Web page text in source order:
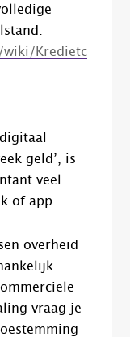
Kredietc
geld’, is
veel
of app.
overheid
vraag je